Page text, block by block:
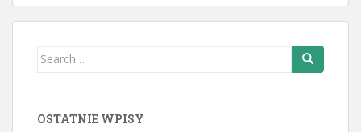
Search
OSTATNIE WPISY